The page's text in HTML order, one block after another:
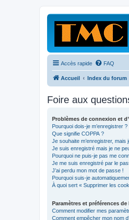
Accès rapide FAQ
Accueil Index du forum
Foire aux
Problèmes de connexion et
Pourquoi dois-je m’enregistrer ?
Que signifie COPPA ?
Je souhaite m’enregistrer, mais
Je suis enregistré mais je ne
Pourquoi ne puis-je pas me
Je me suis enregistré par le
J’ai perdu mon mot de passe !
Pourquoi suis-je
À quoi sert « Supprimer les
Paramètres et préférences de
Comment modifier mes
Comment empêcher mon nom